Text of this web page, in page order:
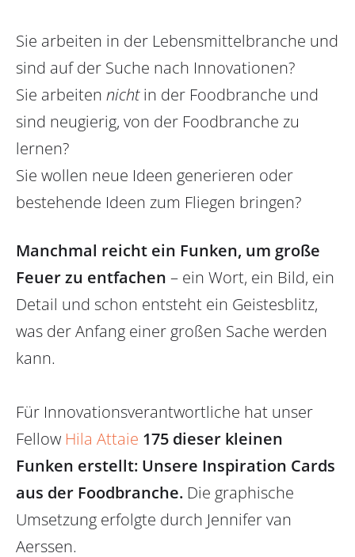
Sie arbeiten in der Lebensmittelbranche und
sind auf der Suche nach Innovationen?
Sie arbeiten nichtin der Foodbranche und
sind neugierig, von der Foodbranche zu
lernen?
Sie wollen neue Ideen generieren oder
bestehende Ideen zum Fliegen bringen?
Manchmal reicht ein Funken, um große
Feuer zu entfachen – ein Wort, ein Bild, ein
Detail und schon entsteht ein Geistesblitz,
was der Anfang einer großen Sache werden
kann.
Für Innovationsverantwortliche hat unser
Fellow Hila Attaie 175 dieser kleinen
Funken erstellt: Unsere Inspiration Cards
aus der Foodbranche. Die graphische
Umsetzung erfolgte durch Jennifer van
Aerssen.